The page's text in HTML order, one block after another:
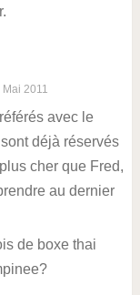
Mai 2011
avec le
déjà réservés
cher que Fred,
au dernier
de boxe thai